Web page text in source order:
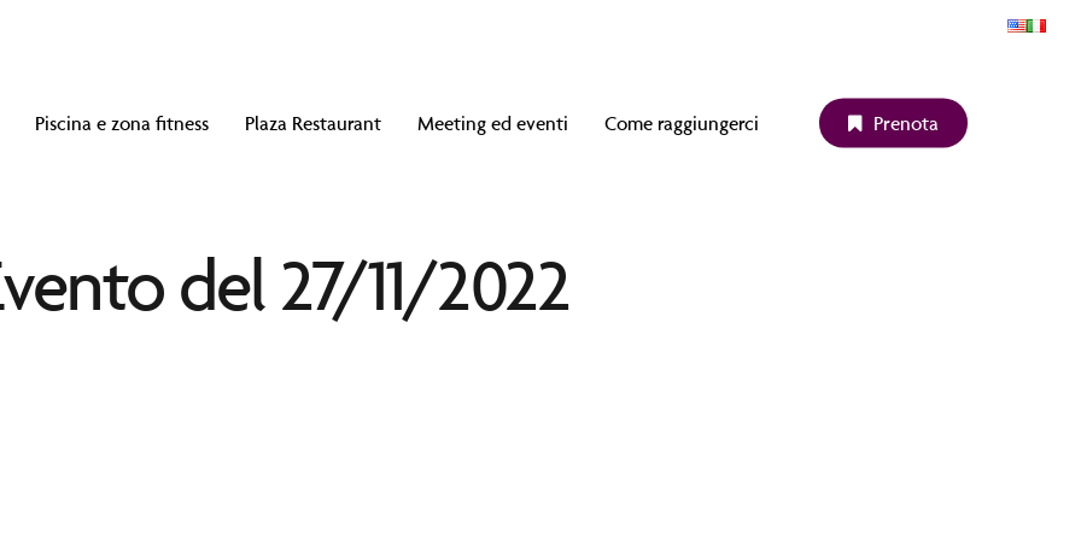
Piscina e zona fitness Plaza Restaurant Meeting ed eventi Come raggiungerci Prenota
del 27/11/2022